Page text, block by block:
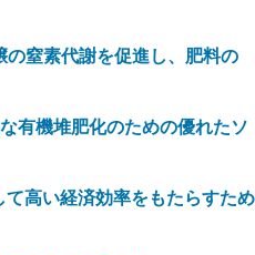
窒素代謝を促進し、肥料の
有機堆肥化のための優れたソ
高い経済効率をもたらすため